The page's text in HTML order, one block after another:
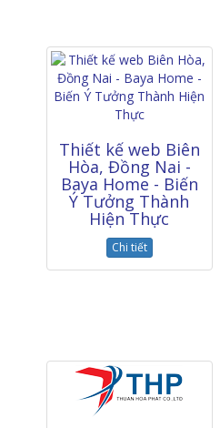
Thiết kế web Biên
Hòa, Đồng Nai -
Baya Home - Biến
Ý Tưởng Thành
Hiện Thực
Chi tiết